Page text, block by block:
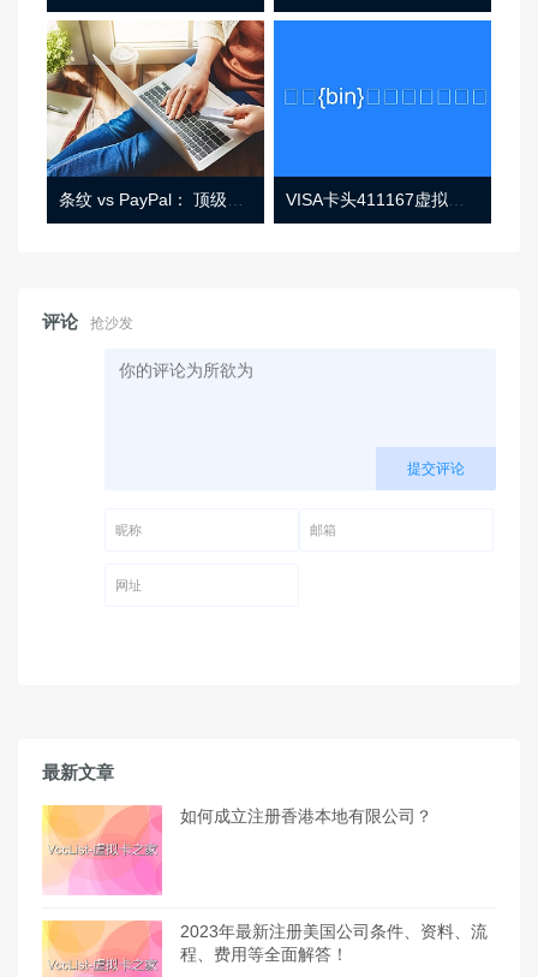
条纹 vs PayPal： 顶级功能， 定价 （和更多！ VISA卡头411167虚拟卡基础信息
评论 抢沙发
提交评论
最新文章
如何成立注册香港本地有限公司？
2023年最新注册美国公司条件、资料、流
程、费用等全面解答！